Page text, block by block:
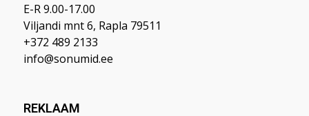
E-R 9.00-17.00
Viljandi mnt 6, Rapla 79511
+372 489 2133
info@sonumid.ee
REKLAAM